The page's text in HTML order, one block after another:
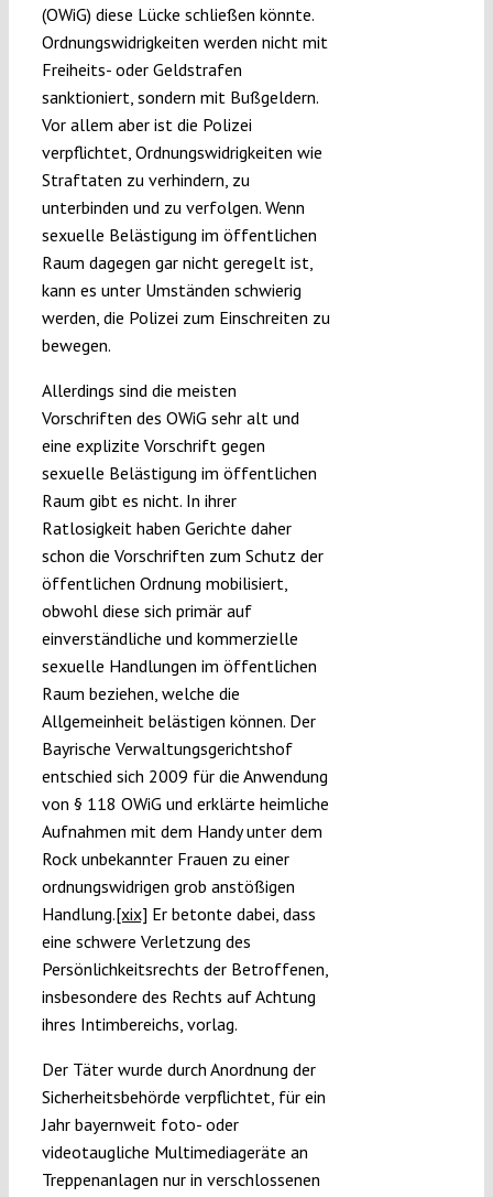
(OWiG) diese Lücke schließen könnte.
Ordnungswidrigkeiten werden nicht mit
Freiheits- oder Geldstrafen
sanktioniert, sondern mit Bußgeldern.
Vor allem aber ist die Polizei
verpflichtet, Ordnungswidrigkeiten wie
Straftaten zu verhindern, zu
unterbinden und zu verfolgen. Wenn
sexuelle Belästigung im öffentlichen
Raum dagegen gar nicht geregelt ist,
kann es unter Umständen schwierig
werden, die Polizei zum Einschreiten zu
bewegen.
Allerdings sind die meisten
Vorschriften des OWiG sehr alt und
eine explizite Vorschrift gegen
sexuelle Belästigung im öffentlichen
Raum gibt es nicht. In ihrer
Ratlosigkeit haben Gerichte daher
schon die Vorschriften zum Schutz der
öffentlichen Ordnung mobilisiert,
obwohl diese sich primär auf
einverständliche und kommerzielle
sexuelle Handlungen im öffentlichen
Raum beziehen, welche die
Allgemeinheit belästigen können. Der
Bayrische Verwaltungsgerichtshof
entschied sich 2009 für die Anwendung
von § 118 OWiG und erklärte heimliche
Aufnahmen mit dem Handy unter dem
Rock unbekannter Frauen zu einer
ordnungswidrigen grob anstößigen
Handlung.[xix] Er betonte dabei, dass
eine schwere Verletzung des
Persönlichkeitsrechts der Betroffenen,
insbesondere des Rechts auf Achtung
ihres Intimbereichs, vorlag.
Der Täter wurde durch Anordnung der
Sicherheitsbehörde verpflichtet, für ein
Jahr bayernweit foto- oder
videotaugliche Multimediageräte an
Treppenanlagen nur in verschlossenen